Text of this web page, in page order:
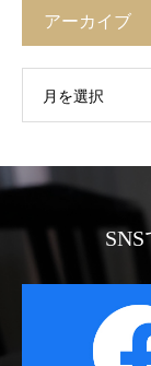
アーカイブ
月を選択